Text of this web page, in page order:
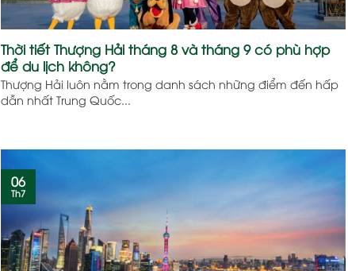
Thời tiết Thượng Hải tháng 8 và tháng 9 có phù hợp
để du lịch không?
Thượng Hải luôn nằm trong danh sách những điểm đến hấp
dẫn nhất Trung Quốc...
06
Th7